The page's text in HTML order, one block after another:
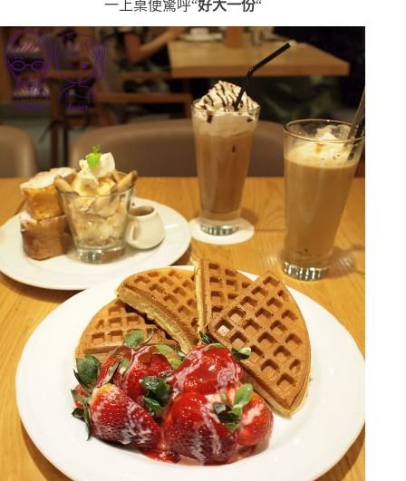
一上桌便驚呼“好大一份“